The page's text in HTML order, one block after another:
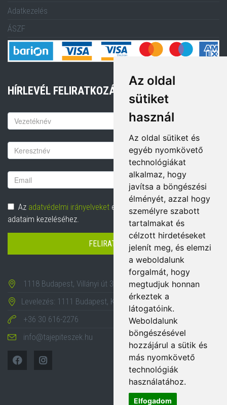
Az oldal
sütiket
használ
Az oldal sütiket és
egyéb nyomkövető
technológiákat
alkalmaz, hogy
javítsa a böngészési
élményét, azzal hogy
személyre szabott
tartalmakat és
célzott hirdetéseket
jelenít meg, és elemzi
a weboldalunk
forgalmát, hogy
megtudjuk honnan
érkeztek a
látogatóink.
Weboldalunk
böngészésével
hozzájárul a sütik és
más nyomkövető
technológiák
használatához.
Elfogadom
Adatkezelés
ÁSZF
HÍRLEVÉL FELIRATKOZÁS
Keresztnév
Vezetéknév
Email
cím
Adatvédelem
Az adatvédelmi irányelveket elolvastam és hozzájárulok
adataim kezeléséhez.
FELIRATKOZÁS
1118 Budapest, Villányi út 35-43.
Levelezés: 1111 Budapest, Karinthy Frigyes út 24.
+36 30 616-2276
info@tajepiteszek.hu